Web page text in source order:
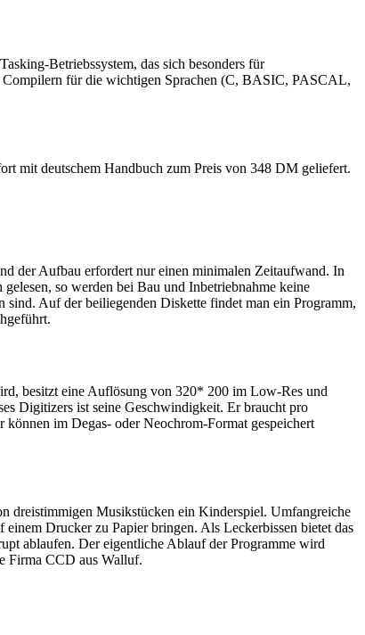
Betriebssystem, das sich besonders für
Compilern für die wichtigen Sprachen (C, BASIC, PASCAL,
mit deutschem Handbuch zum Preis von 348 DM geliefert.
der Aufbau erfordert nur einen minimalen Zeitaufwand. In
so werden bei Bau und Inbetriebnahme keine
sind. Auf der beiliegenden Diskette findet man ein Programm,
besitzt eine Auflösung von 320* 200 im Low-Res und
Digitizers ist seine Geschwindigkeit. Er braucht pro
im Degas- oder Neochrom-Format gespeichert
dreistimmigen Musikstücken ein Kinderspiel. Umfangreiche
Drucker zu Papier bringen. Als Leckerbissen bietet das
ablaufen. Der eigentliche Ablauf der Programme wird
Firma CCD aus Walluf.